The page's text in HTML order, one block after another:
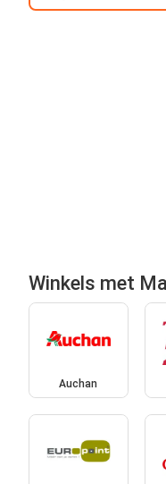
Winkels met
Auchan